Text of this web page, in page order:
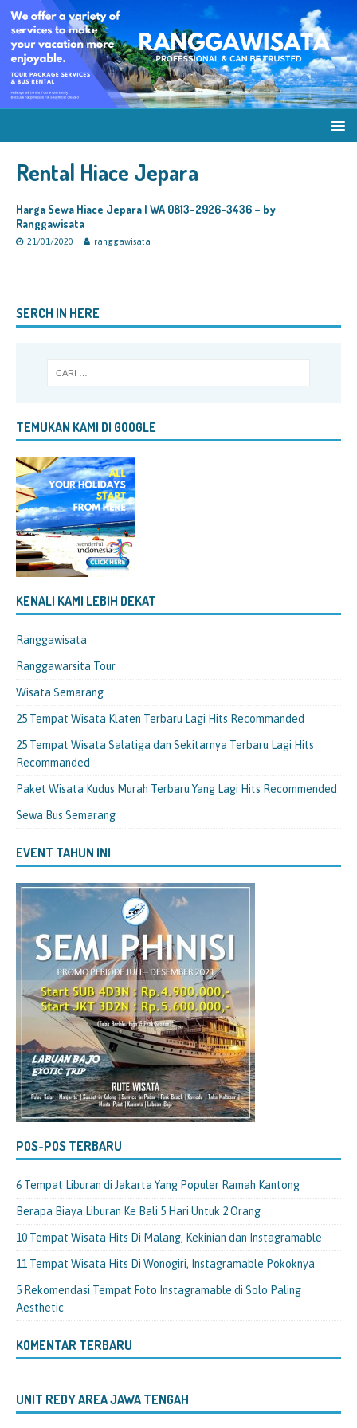
Rental Hiace Jepara
Harga Sewa Hiace Jepara | WA 0813-2926-3436 – by
Ranggawisata
21/01/2020 ranggawisata
SERCH IN HERE
TEMUKAN KAMI DI GOOGLE
KENALI KAMI LEBIH DEKAT
Ranggawisata
Ranggawarsita Tour
Wisata Semarang
25 Tempat Wisata Klaten Terbaru Lagi Hits Recommanded
25 Tempat Wisata Salatiga dan Sekitarnya Terbaru Lagi Hits
Recommanded
Paket Wisata Kudus Murah Terbaru Yang Lagi Hits Recommended
Sewa Bus Semarang
EVENT TAHUN INI
POS-POS TERBARU
6 Tempat Liburan di Jakarta Yang Populer Ramah Kantong
Berapa Biaya Liburan Ke Bali 5 Hari Untuk 2 Orang
10 Tempat Wisata Hits Di Malang, Kekinian dan Instagramable
11 Tempat Wisata Hits Di Wonogiri, Instagramable Pokoknya
5 Rekomendasi Tempat Foto Instagramable di Solo Paling
Aesthetic
KOMENTAR TERBARU
UNIT REDY AREA JAWA TENGAH